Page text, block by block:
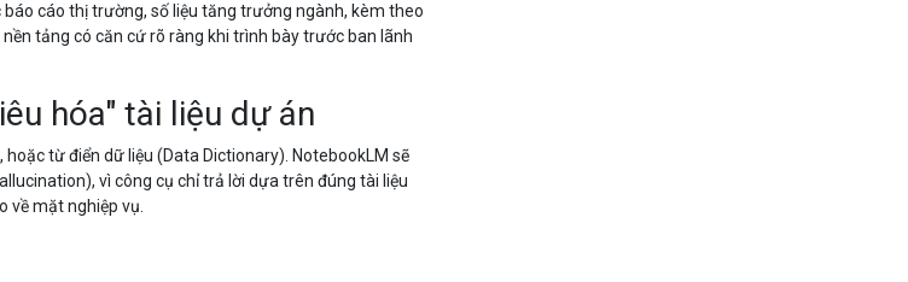
cáo thị trường, số liệu tăng trưởng ngành, kèm theo
tảng có căn cứ rõ ràng khi trình bày trước ban lãnh
hóa" tài liệu dự án
từ điển dữ liệu (Data Dictionary). NotebookLM sẽ
vì công cụ chỉ trả lời dựa trên đúng tài liệu
về mặt nghiệp vụ.